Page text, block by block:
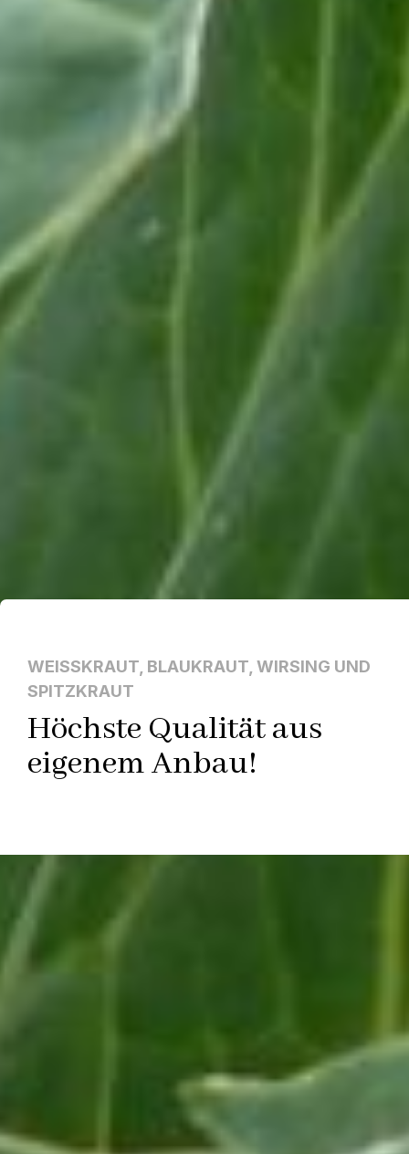
WEISSKRAUT, BLAUKRAUT, WIRSING UND
SPITZKRAUT
Höchste Qualität aus
eigenem Anbau!